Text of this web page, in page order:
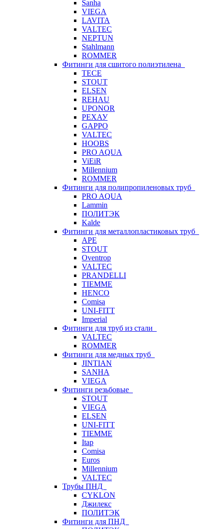
Sanha
VIEGA
LAVITA
VALTEC
NEPTUN
Stahlmann
ROMMER
Фитинги для сшитого полиэтилена
TECE
STOUT
ELSEN
REHAU
UPONOR
РЕХАУ
GAPPO
VALTEC
HOOBS
PRO AQUA
ViEiR
Millennium
ROMMER
Фитинги для полипропиленовых труб
PRO AQUA
Lammin
ПОЛИТЭК
Kalde
Фитинги для металлопластиковых труб
APE
STOUT
Oventrop
VALTEC
PRANDELLI
TIEMME
HENCO
Comisa
UNI-FITT
Imperial
Фитинги для труб из стали
VALTEC
ROMMER
Фитинги для медных труб
JINTIAN
SANHA
VIEGA
Фитинги резьбовые
STOUT
VIEGA
ELSEN
UNI-FITT
TIEMME
Itap
Comisa
Euros
Millennium
VALTEC
Трубы ПНД
CYKLON
Джилекс
ПОЛИТЭК
Фитинги для ПНД